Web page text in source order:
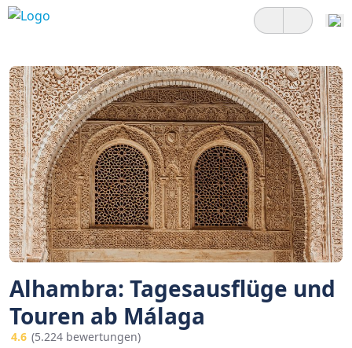
Alhambra: Tagesausflüge und
Touren ab Málaga
4.6 (5.224 bewertungen)